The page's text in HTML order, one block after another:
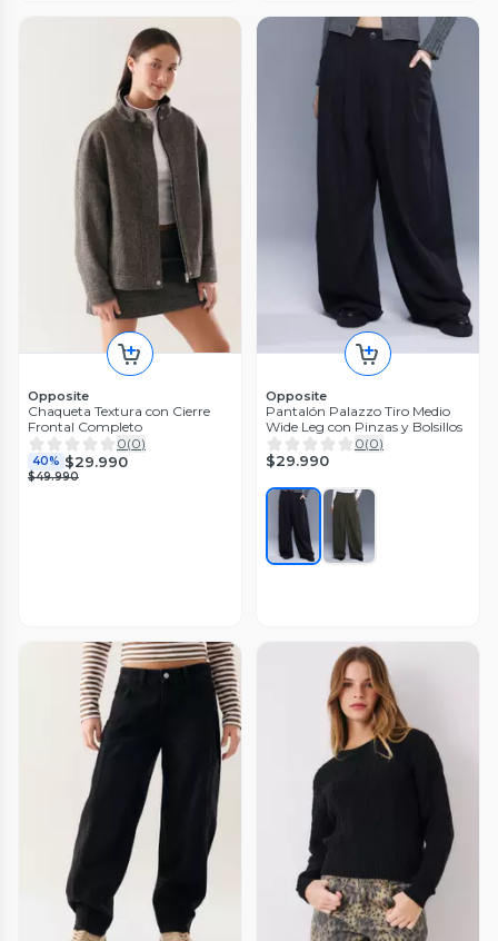
Opposite
Chaqueta Textura con Cierre
Frontal Completo
0(0)
40% $29.990
$49.990
Opposite
Pantalón Palazzo Tiro Medio
Wide Leg con Pinzas y Bolsillos
0(0)
$29.990